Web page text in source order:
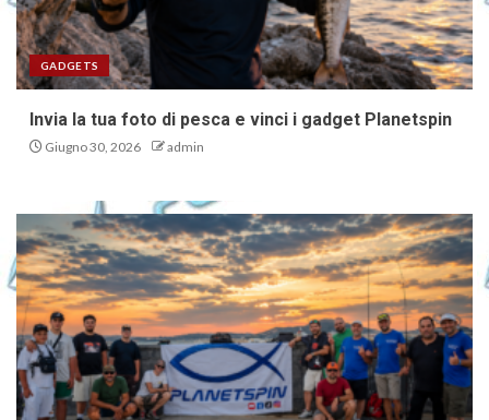
GADGETS
Invia la tua foto di pesca e vinci i gadget Planetspin
Giugno 30, 2026 admin